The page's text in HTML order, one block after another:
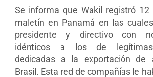
Se informa que Wakil registró 12
maletín en Panamá en las
presidente y directivo con
idénticos a los de legítimas
dedicadas a la exportación de
Brasil. Esta red de compañías le